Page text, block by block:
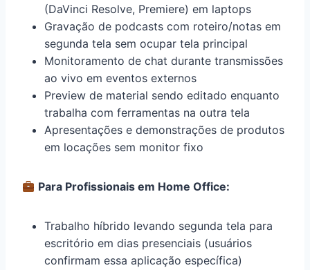
(DaVinci Resolve, Premiere) em laptops
Gravação de podcasts com roteiro/notas em
segunda tela sem ocupar tela principal
Monitoramento de chat durante transmissões
ao vivo em eventos externos
Preview de material sendo editado enquanto
trabalha com ferramentas na outra tela
Apresentações e demonstrações de produtos
em locações sem monitor fixo
Para Profissionais em Home Office:
Trabalho híbrido levando segunda tela para
escritório em dias presenciais (usuários
confirmam essa aplicação específica)